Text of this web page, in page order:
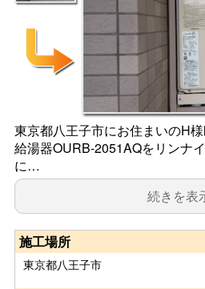
東京都八王子市にお住まいのH
給湯器OURB-2051AQをリンナ
に…
続きを表
施工場所
東京都八王子市